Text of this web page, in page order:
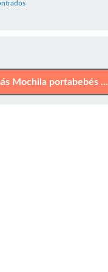
Mochila portabebés ...